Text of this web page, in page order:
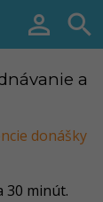
 
a
donášky
30 minút.